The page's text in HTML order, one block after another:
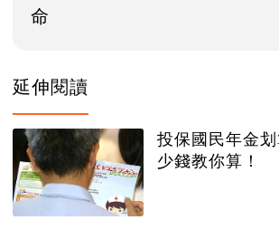
命
延伸閱讀
投保國民年金
少錢教你算！